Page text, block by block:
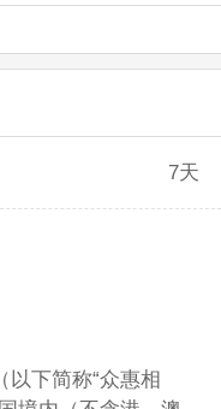
7天
以下简称“众惠相